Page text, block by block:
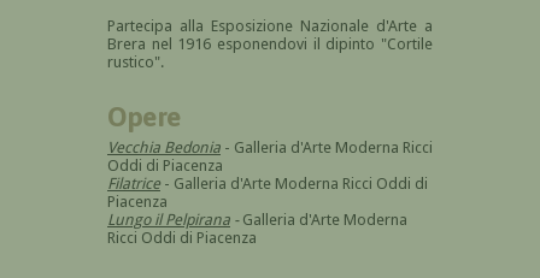
Partecipa alla Esposizione Nazionale d'Arte a
Brera nel 1916 esponendovi il dipinto "Cortile
rustico".
Opere
Vecchia Bedonia - Galleria d'Arte Moderna Ricci
Oddi di Piacenza
Filatrice - Galleria d'Arte Moderna Ricci Oddi di
Piacenza
Lungo il Pelpirana - Galleria d'Arte Moderna
Ricci Oddi di Piacenza